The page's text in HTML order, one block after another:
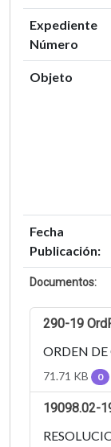
Expediente
Número
Objeto
Fecha
Publicación:
Documentos:
290-19
ORDEN
71.71 KB 0
19098.02-